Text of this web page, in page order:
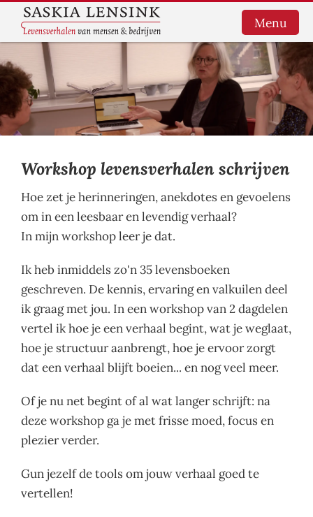
HOME
LEVENSVERHALEN
SCHRIJFHULP
OVER MIJ
WORKSHOP
CONTACT
Menu
Workshop levensverhalen schrijven
Hoe zet je herinneringen, anekdotes en gevoelens
om in een leesbaar en levendig verhaal?
In mijn workshop leer je dat.
Ik heb inmiddels zo'n 35 levensboeken
geschreven. De kennis, ervaring en valkuilen deel
ik graag met jou. In een workshop van 2 dagdelen
vertel ik hoe je een verhaal begint, wat je weglaat,
hoe je structuur aanbrengt, hoe je ervoor zorgt
dat een verhaal blijft boeien... en nog veel meer.
Of je nu net begint of al wat langer schrijft: na
deze workshop ga je met frisse moed, focus en
plezier verder.
Gun jezelf de tools om jouw verhaal goed te
vertellen!